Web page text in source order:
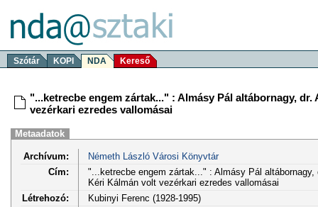
Szótár KOPI NDA Kereső
"...ketrecbe engem zártak..." : Almásy Pál altábornagy,
vezérkari ezredes vallomásai
Metaadatok
Archívum:
Németh László Városi Könyvtár
Cím:
"...ketrecbe engem zártak..." : Almásy Pál altábornagy,
Kéri Kálmán volt vezérkari ezredes vallomásai
Létrehozó:
Kubinyi Ferenc (1928-1995)